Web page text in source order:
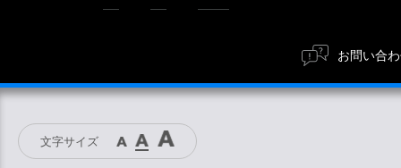
お問い合
文字サイズ